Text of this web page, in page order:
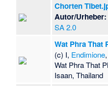
Chorten
Autor/Urheber:
SA 2.0
Wat Phra That
(c) I, Endimione
Wat Phra That
Isaan, Thailand